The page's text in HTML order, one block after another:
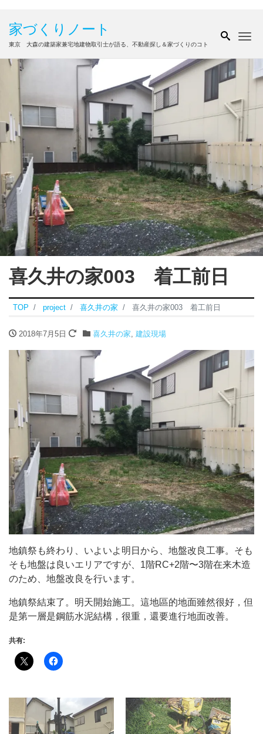
家づくりノート
東京 大森の建築家兼宅地建物取引士が語る、不動産探し＆家づくりのコト
喜久井の家003 着工前日
TOP project 喜久井の家 喜久井の家003 着工前日
2018年7月5日 喜久井の家, 建設現場
地鎮祭も終わり、いよいよ明日から、地盤改良工事。そも
そも地盤は良いエリアですが、1階RC+2階〜3階在来木造
のため、地盤改良を行います。
地鎮祭結束了。明天開始施工。這地區的地面雖然很好，但
是第一層是鋼筋水泥結構，很重，還要進行地面改善。
共有: